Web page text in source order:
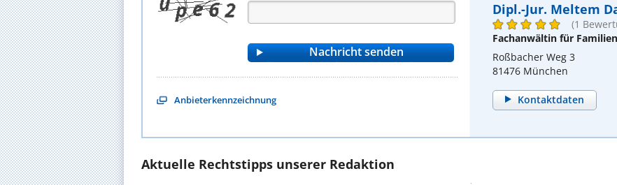
Anbieterkennzeichnung
Dipl.-Jur. Meltem
(1
Fachanwältin für
Roßbacher Weg 3
81476 München
Kontaktdaten
Aktuelle Rechtstipps unserer Redaktion